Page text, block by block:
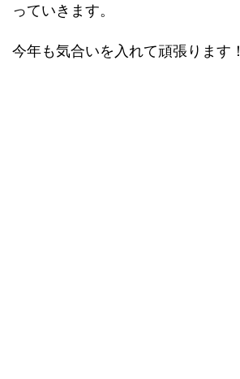
っていきます。
今年も気合いを入れて頑張ります！